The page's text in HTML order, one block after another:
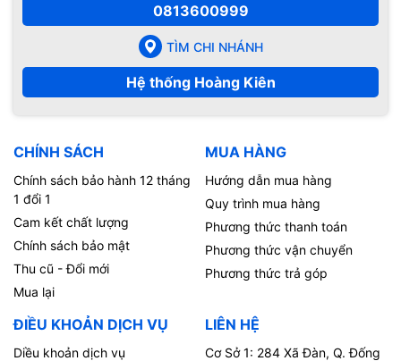
0813600999
TÌM CHI NHÁNH
Hệ thống Hoàng Kiên
CHÍNH SÁCH
Chính sách bảo hành 12 tháng
1 đổi 1
Cam kết chất lượng
Chính sách bảo mật
Thu cũ - Đổi mới
Mua lại
MUA HÀNG
Hướng dẫn mua hàng
Quy trình mua hàng
Phương thức thanh toán
Phương thức vận chuyển
Phương thức trả góp
ĐIỀU KHOẢN DỊCH VỤ
Diều khoản dịch vụ
LIÊN HỆ
Cơ Sở 1: 284 Xã Đàn, Q. Đống